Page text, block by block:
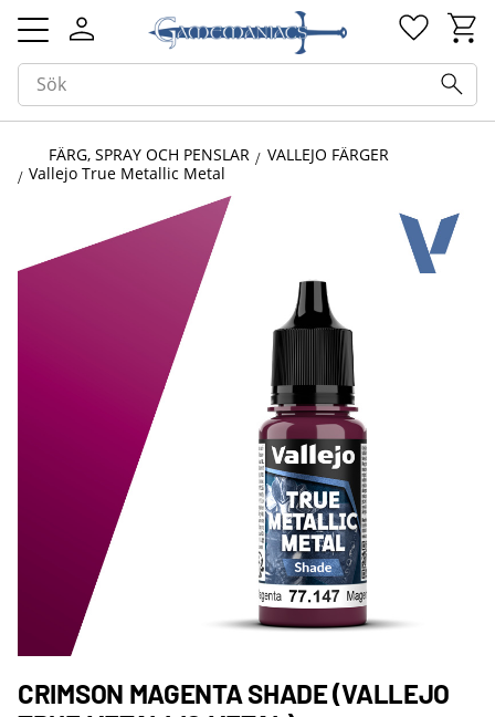
Meny
FÄRG, SPRAY OCH PENSLAR
VALLEJO FÄRGER
Vallejo True Metallic Metal
CRIMSON MAGENTA SHADE (VALLEJO